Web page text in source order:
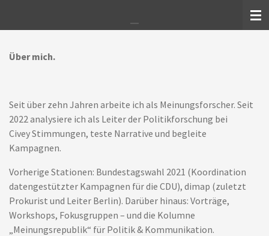
Über mich.
Seit über zehn Jahren arbeite ich als Meinungsforscher. Seit
2022 analysiere ich als Leiter der Politikforschung bei
Civey Stimmungen, teste Narrative und begleite
Kampagnen.
Vorherige Stationen: Bundestagswahl 2021 (Koordination
datengestützter Kampagnen für die CDU), dimap (zuletzt
Prokurist und Leiter Berlin). Darüber hinaus: Vorträge,
Workshops, Fokusgruppen – und die Kolumne
„Meinungsrepublik“ für Politik & Kommunikation.